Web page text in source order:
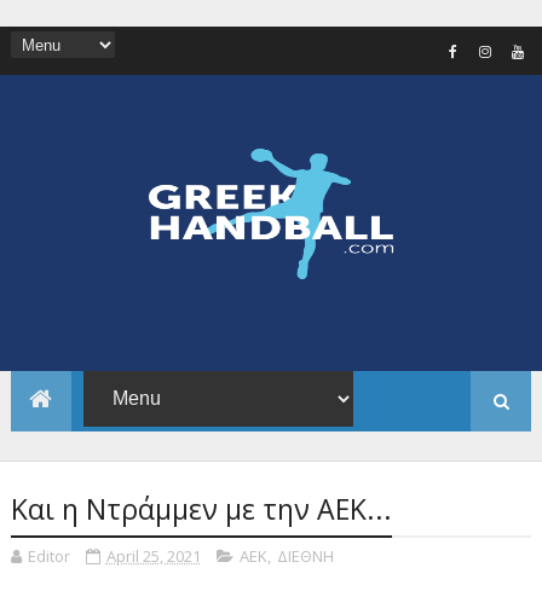
Και η Ντράμμεν με την ΑΕΚ...
Editor April 25, 2021 ΑΕΚ, ΔΙΕΘΝΗ